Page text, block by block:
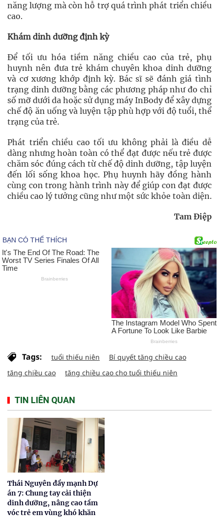
năng lượng mà còn hỗ trợ quá trình phát triển chiều
cao.
Khám dinh dưỡng định kỳ
Để tối ưu hóa tiềm năng chiều cao của trẻ, phụ
huynh nên đưa trẻ khám chuyên khoa dinh dưỡng
và cơ xương khớp định kỳ. Bác sĩ sẽ đánh giá tình
trạng dinh dưỡng bằng các phương pháp như đo chỉ
số mỡ dưới da hoặc sử dụng máy InBody để xây dựng
chế độ ăn uống và luyện tập phù hợp với độ tuổi, thể
trạng của trẻ.
Phát triển chiều cao tối ưu không phải là điều dễ
dàng nhưng hoàn toàn có thể đạt được nếu trẻ được
chăm sóc đúng cách từ chế độ dinh dưỡng, tập luyện
đến lối sống khoa học. Phụ huynh hãy đồng hành
cùng con trong hành trình này để giúp con đạt được
chiều cao lý tưởng cũng như một sức khỏe toàn diện.
Tam Điệp
Tags: tuổi thiếu niên
Bí quyết tăng chiều cao
tăng chiều cao
tăng chiều cao cho tuổi thiếu niên
TIN LIÊN QUAN
Thái Nguyên đẩy mạnh Dự
án 7: Chung tay cải thiện
dinh dưỡng, nâng cao tầm
vóc trẻ em vùng khó khăn